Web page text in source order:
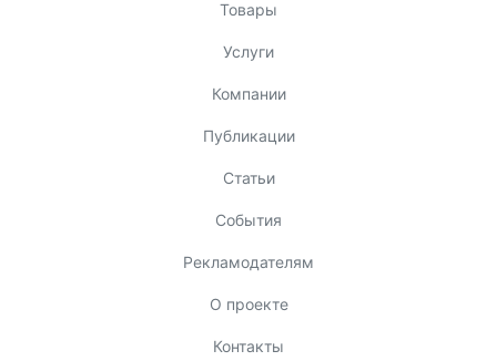
Товары
Услуги
Компании
Публикации
Статьи
События
Рекламодателям
О проекте
Контакты